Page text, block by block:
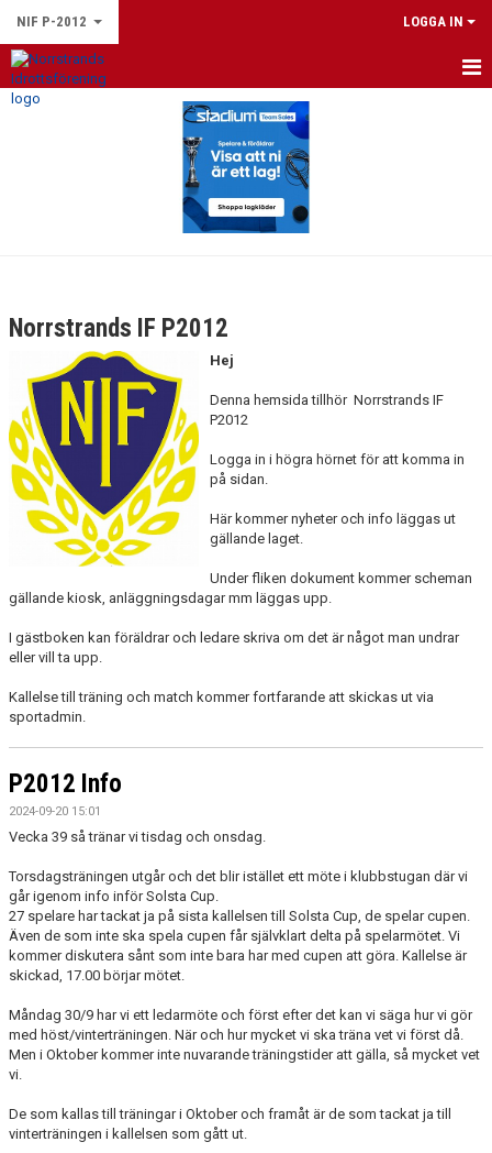
NIF P-2012 LOGGA IN
HEM
Norrstrands IF P2012
Hej
Denna hemsida tillhör Norrstrands IF
P2012
Logga in i högra hörnet för att komma in
på sidan.
Här kommer nyheter och info läggas ut
gällande laget.
Under fliken dokument kommer scheman
gällande kiosk, anläggningsdagar mm läggas upp.
I gästboken kan föräldrar och ledare skriva om det är något man undrar
eller vill ta upp.
Kallelse till träning och match kommer fortfarande att skickas ut via
sportadmin.
P2012 Info
2024-09-20 15:01
Vecka 39 så tränar vi tisdag och onsdag.
Torsdagsträningen utgår och det blir istället ett möte i klubbstugan där vi
går igenom info inför Solsta Cup.
27 spelare har tackat ja på sista kallelsen till Solsta Cup, de spelar cupen.
Även de som inte ska spela cupen får självklart delta på spelarmötet. Vi
kommer diskutera sånt som inte bara har med cupen att göra. Kallelse är
skickad, 17.00 börjar mötet.
Måndag 30/9 har vi ett ledarmöte och först efter det kan vi säga hur vi gör
med höst/vinterträningen. När och hur mycket vi ska träna vet vi först då.
Men i Oktober kommer inte nuvarande träningstider att gälla, så mycket vet
vi.
De som kallas till träningar i Oktober och framåt är de som tackat ja till
vinterträningen i kallelsen som gått ut.